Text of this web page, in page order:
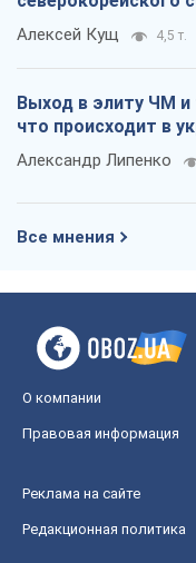
Алексей Кущ 4,5 т.
Выход в элиту ЧМ
что происходит в
Александр Липенко
Все мнения
О компании
Правовая информация
Реклама на сайте
Редакционная политика